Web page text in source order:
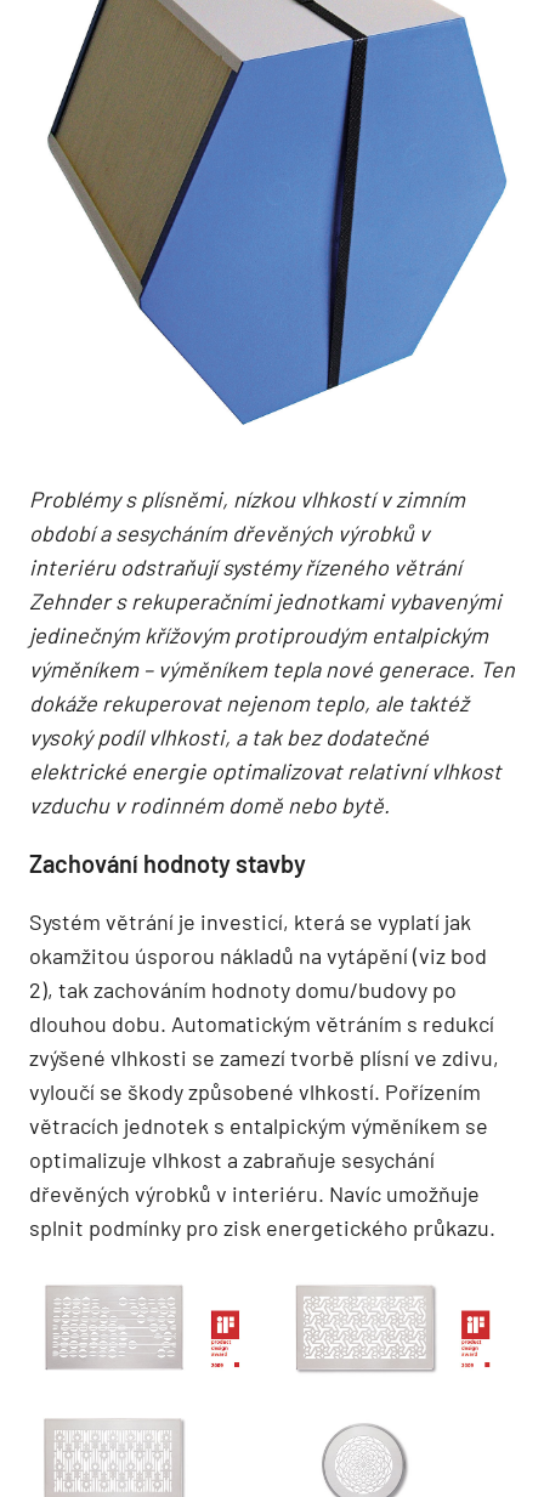
Problémy s plísněmi, nízkou vlhkostí v zimním
období a sesycháním dřevěných výrobků v
interiéru odstraňují systémy řízeného větrání
Zehnder s rekuperačnímijednotkami vybavenými
jedinečným křížovým protiproudým entalpickým
výměníkem – výměníkem tepla nové generace. Ten
dokáže rekuperovat nejenom teplo, ale taktéž
vysoký podíl vlhkosti, a tak bez dodatečné
elektrické energie optimalizovat relativní vlhkost
vzduchu v rodinném domě nebo bytě.
Zachování hodnoty stavby
Systém větrání je investicí, která se vyplatí jak
okamžitou úsporou nákladů na vytápění (viz bod
2), tak zachováním hodnoty domu/budovy po
dlouhou dobu. Automatickým větráním s redukcí
zvýšené vlhkosti se zamezí tvorbě plísní ve zdivu,
vyloučí se škody způsobené vlhkostí. Pořízením
větracích jednotek s entalpickým výměníkem se
optimalizuje vlhkost a zabraňuje sesychání
dřevěných výrobků v interiéru. Navíc umožňuje
splnit podmínky pro zisk energetického průkazu.